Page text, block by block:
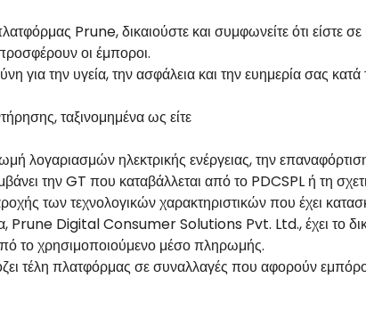
Prune, δικαιούστε και συμφωνείτε ότι είστε
οι έμποροι.
για την υγεία, την ασφάλεια και την ευημερία σας
ταξινομημένα ως είτε
λογαριασμών ηλεκτρικής ενέργειας, την
την GT που καταβάλλεται από το PDCSPL ή τη
των τεχνολογικών χαρακτηριστικών που έχει
Digital Consumer Solutions Pvt. Ltd., έχει το
το χρησιμοποιούμενο μέσο πληρωμής.
τέλη πλατφόρμας σε συναλλαγές που αφορούν